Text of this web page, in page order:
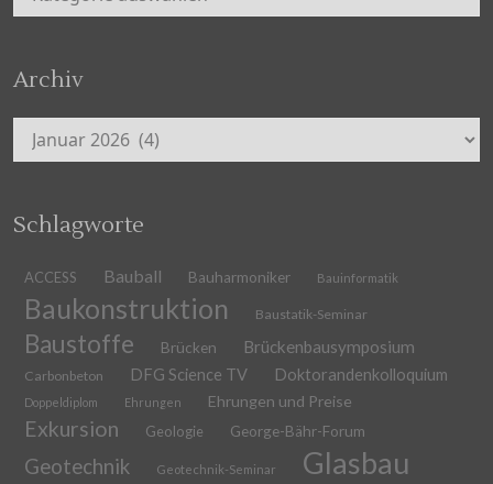
Archiv
Archiv
Schlagworte
ACCESS Bauball Bauharmoniker Bauinformatik
Baukonstruktion Baustatik-Seminar
Baustoffe Brücken Brückenbausymposium
Carbonbeton DFG Science TV Doktorandenkolloquium
Doppeldiplom Ehrungen Ehrungen und Preise
Exkursion Geologie George-Bähr-Forum
Geotechnik Geotechnik-Seminar Glasbau